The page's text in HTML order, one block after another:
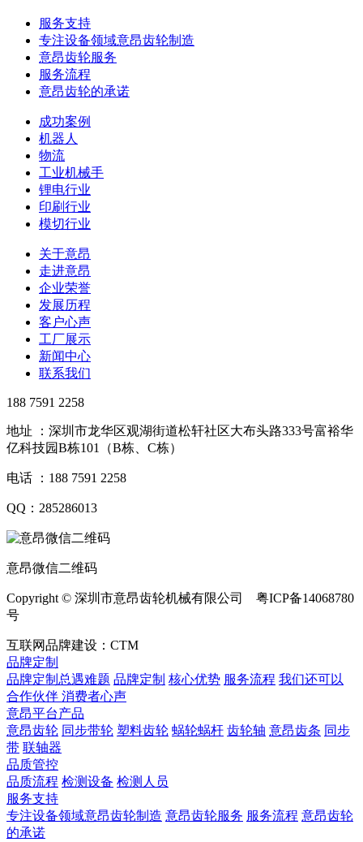
服务支持
专注设备领域意昂齿轮制造
意昂齿轮服务
服务流程
意昂齿轮的承诺
成功案例
机器人
物流
工业机械手
锂电行业
印刷行业
模切行业
关于意昂
走进意昂
企业荣誉
发展历程
客户心声
工厂展示
新闻中心
联系我们
188 7591 2258
地址 ：深圳市龙华区观湖街道松轩社区大布头路333号富裕华
亿科技园B栋101（B栋、C栋）
电话 ：188 7591 2258
QQ：285286013
意昂微信二维码
Copyright © 深圳市意昂齿轮机械有限公司 粤ICP备14068780
号
互联网品牌建设：CTM
品牌定制
品牌定制总遇难题 品牌定制 核心优势 服务流程 我们还可以
合作伙伴 ​ 消费者心声
意昂平台产品
意昂齿轮 同步带轮 塑料齿轮 蜗轮蜗杆 齿轮轴 意昂齿条 同步
带 联轴器
品质管控
品质流程 检测设备 检测人员
服务支持
专注设备领域意昂齿轮制造 意昂齿轮服务 服务流程 意昂齿轮
的承诺